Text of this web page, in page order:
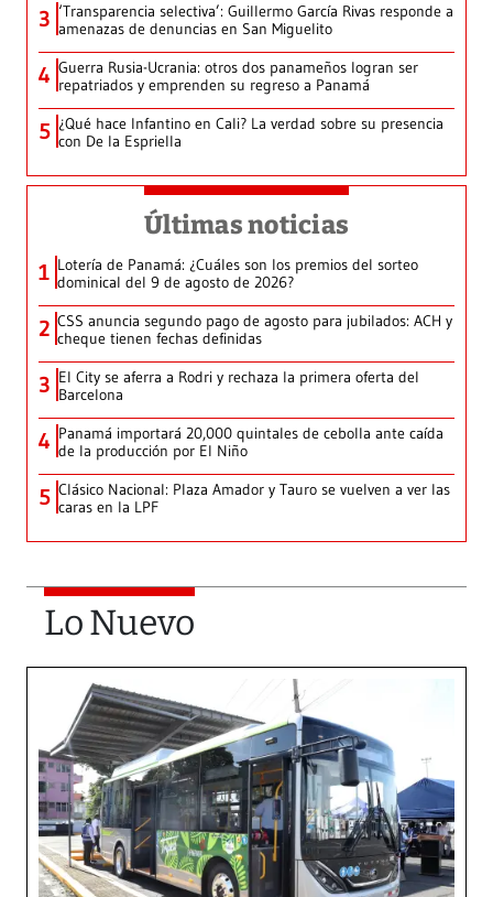
3 ‘Transparencia selectiva’: Guillermo García Rivas responde a
amenazas de denuncias en San Miguelito
4 Guerra Rusia-Ucrania: otros dos panameños logran ser
repatriados y emprenden su regreso a Panamá
5 ¿Qué hace Infantino en Cali? La verdad sobre su presencia
con De la Espriella
Últimas noticias
1 Lotería de Panamá: ¿Cuáles son los premios del sorteo
dominical del 9 de agosto de 2026?
2 CSS anuncia segundo pago de agosto para jubilados: ACH y
cheque tienen fechas definidas
3 El City se aferra a Rodri y rechaza la primera oferta del
Barcelona
4 Panamá importará 20,000 quintales de cebolla ante caída
de la producción por El Niño
5 Clásico Nacional: Plaza Amador y Tauro se vuelven a ver las
caras en la LPF
Lo Nuevo